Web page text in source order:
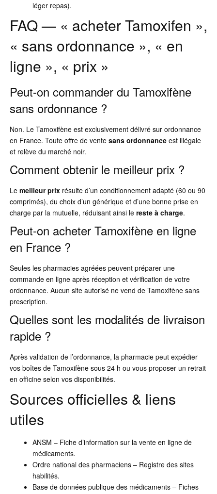
léger repas).
FAQ — « acheter Tamoxifen »,
« sans ordonnance », « en
ligne », « prix »
Peut-on commander du Tamoxifène
sans ordonnance ?
Non. Le Tamoxifène est exclusivement délivré sur ordonnance
en France. Toute offre de vente sans ordonnance est illégale
et relève du marché noir.
Comment obtenir le meilleur prix ?
Le meilleur prix résulte d’un conditionnement adapté (60 ou 90
comprimés), du choix d’un générique et d’une bonne prise en
charge par la mutuelle, réduisant ainsi le reste à charge.
Peut-on acheter Tamoxifène en ligne
en France ?
Seules les pharmacies agréées peuvent préparer une
commande en ligne après réception et vérification de votre
ordonnance. Aucun site autorisé ne vend de Tamoxifène sans
prescription.
Quelles sont les modalités de livraison
rapide ?
Après validation de l’ordonnance, la pharmacie peut expédier
vos boîtes de Tamoxifène sous 24 h ou vous proposer un retrait
en officine selon vos disponibilités.
Sources officielles & liens
utiles
ANSM – Fiche d’information sur la vente en ligne de
médicaments.
Ordre national des pharmaciens – Registre des sites
habilités.
Base de données publique des médicaments – Fiches